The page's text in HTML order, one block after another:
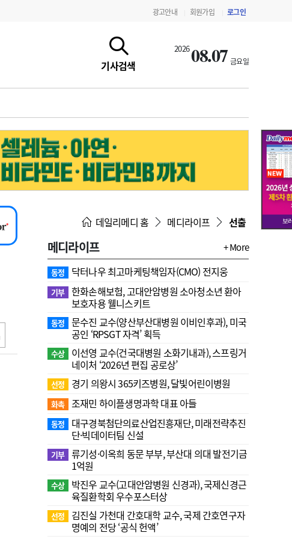
광고안내 회원가입 로그인
기사검색
202608.07 금요일
지침·기준·평가 약제급여 심사 결과
데일리메디 홈 메디라이프 선출
메디라이프 + More
동정 닥터나우 최고마케팅책임자(CMO) 전지웅
기부 한화손해보험, 고대안암병원 소아청소년 환아
보호자용 웰니스키트
동정
문수진 교수( 양산부산대병원 이비인후과), 미국
공인 ‘RPSGT 자격’ 획득
수상
이선영 교수(건국대병원 소화기내과), 스프링거
네이처 ‘2026년 편집 공로상’
선정 경기 의왕시 365키즈병원, 달빛어린이병원
화촉 조재민 하이플생명과학 대표 아들
동정
대구경북첨단의료산업진흥재단, 미래전략추진
단·빅데이터팀 신설
기부 류기성·이옥희 동문 부부, 부산대 의대 발전기금
1억원
수상
박진우 교수(고대안암병원 신경과), 국제신경근
육질환학회 우수포스터상
선정
김진실 가천대 간호대학 교수, 국제 간호연구자
명예의 전당 ‘공식 헌액’